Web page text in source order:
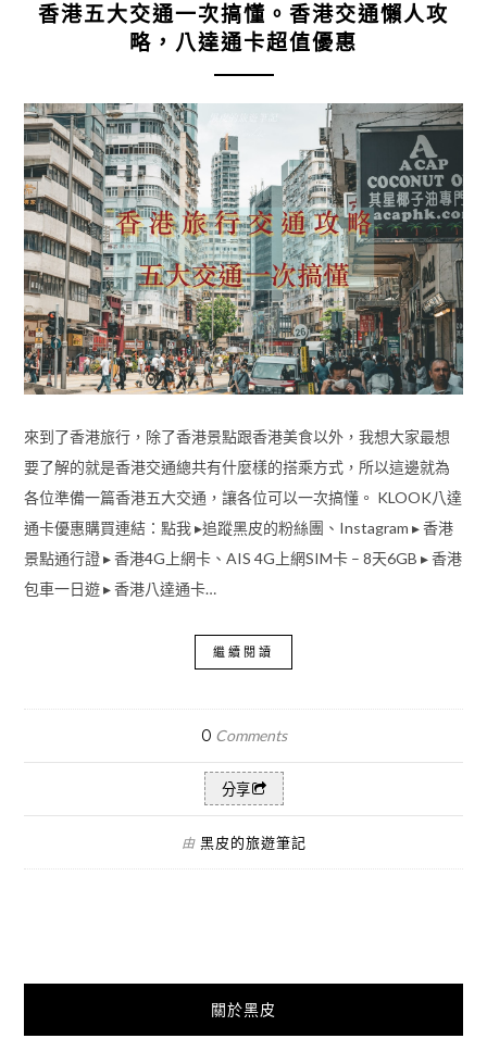
香港五大交通一次搞懂。香港交通懶人攻
略，八達通卡超值優惠
來到了香港旅行，除了香港景點跟香港美食以外，我想大家最想
要了解的就是香港交通總共有什麼樣的搭乘方式，所以這邊就為
各位準備一篇香港五大交通，讓各位可以一次搞懂。 KLOOK八達
通卡優惠購買連結：點我 ▸追蹤黑皮的粉絲團、Instagram ▸ 香港
景點通行證 ▸ 香港4G上網卡、AIS 4G上網SIM卡 – 8天6GB ▸ 香港
包車一日遊 ▸ 香港八達通卡…
繼續閱讀
0 Comments
分享
由 黑皮的旅遊筆記
關於黑皮